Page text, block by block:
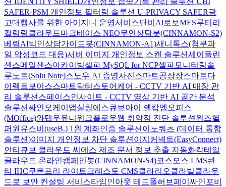
SAFER-PSM 개인정보 필터링 솔루션 U-PRIVACY SAFER광
고대행사를 위한 아이지니 운영서비스단비Ai로보MES루티 리
컬럼링클라우드마크베이스 NEO무인상담봇(CINNAMON-S2)
베링AI빅인상담가이드봇(CINNAMON-A1)새니톡스(첨부파
일 악성코드 대응)서버 이미지 개인정보 스캔 솔루션세이플린
센스메일센스아카이빙셀파 MySQL for NCP셀파모니터링솔
루노트(Solu Note)스노우 AI 증명사진스마트공장장스마트다
이렉트보이스스마트닥터 스토어케어 - CCTV 기반 AI 매장 관
리 솔루션 스페이스인사이트 - CCTV 영상 기반 AI 공간 분석
솔루션싸인오케이 앱실링에스큐브아이 쉘캅엠오피스
(MOffice)와탭우유니 워크플로우웹 취약점 진단 솔루션 위즈헬
퍼원 유스비(useB.) 1원 계좌인증 솔루션 이노쿼츠 (데이터 통합
솔루션)이미지 개인정보 차단 솔루션 이지커넥트(EasyConnect)
인티큐브 클라우드 씨에스 제조 문서 정보 추출 자동화칵테일
클라우드 온라인캠페인봇(CINNAMON-S4)코스모스 LMS콴
티 IHC쿠폰프리 라이트 크레스토 CMS클라리오클라빌클라우
드로 보안 컨설팅 서비스타임인아웃 테드폴허브페이싸인 포비